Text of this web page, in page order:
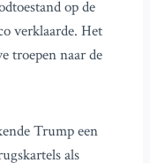
op de
verklaarde. Het
troepen naar de
Trump een
als